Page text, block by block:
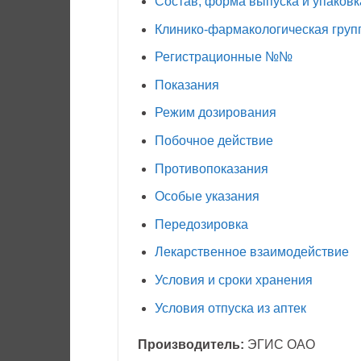
Клинико-фармакологическая
Регистрационные №№
Показания
Режим дозирования
Побочное действие
Противопоказания
Особые указания
Передозировка
Лекарственное взаимодействие
Условия и сроки хранения
Условия отпуска из аптек
Производитель: ЭГИС ОАО